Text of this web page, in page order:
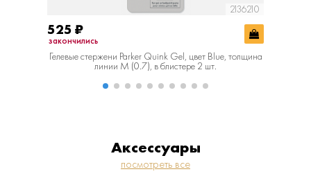
2136210
525 ₽
закончились
Гелевые стержени Parker Quink Gel, цвет Blue, толщина
линии M (0.7), в блистере 2 шт.
Аксессуары
посмотреть все